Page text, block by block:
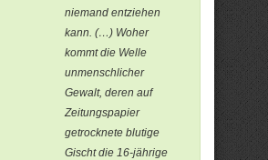
niemand entziehen
kann. (…) Woher
kommt die Welle
unmenschlicher
Gewalt, deren auf
Zeitungspapier
getrocknete blutige
Gischt die 16-jährige